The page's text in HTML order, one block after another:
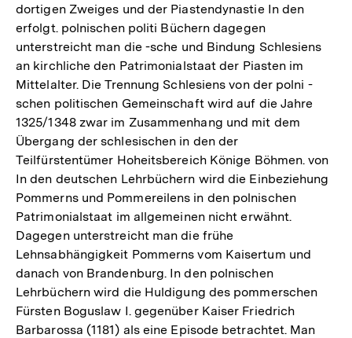
dortigen Zweiges und der Piastendynastie In den
erfolgt. polnischen politi Büchern dagegen
unterstreicht man die -sche und Bindung Schlesiens
an kirchliche den Patrimonialstaat der Piasten im
Mittelalter. Die Trennung Schlesiens von der polni -
schen politischen Gemeinschaft wird auf die Jahre
1325/1348 zwar im Zusammenhang und mit dem
Übergang der schlesischen in den der
Teilfürstentümer Hoheitsbereich Könige Böhmen. von
In den deutschen Lehrbüchern wird die Einbeziehung
Pommerns und Pommereilens in den polnischen
Patrimonialstaat im allgemeinen nicht erwähnt.
Dagegen unterstreicht man die frühe
Lehnsabhängigkeit Pommerns vom Kaisertum und
danach von Brandenburg. In den polnischen
Lehrbüchern wird die Huldigung des pommerschen
Fürsten Boguslaw I. gegenüber Kaiser Friedrich
Barbarossa (1181) als eine Episode betrachtet. Man